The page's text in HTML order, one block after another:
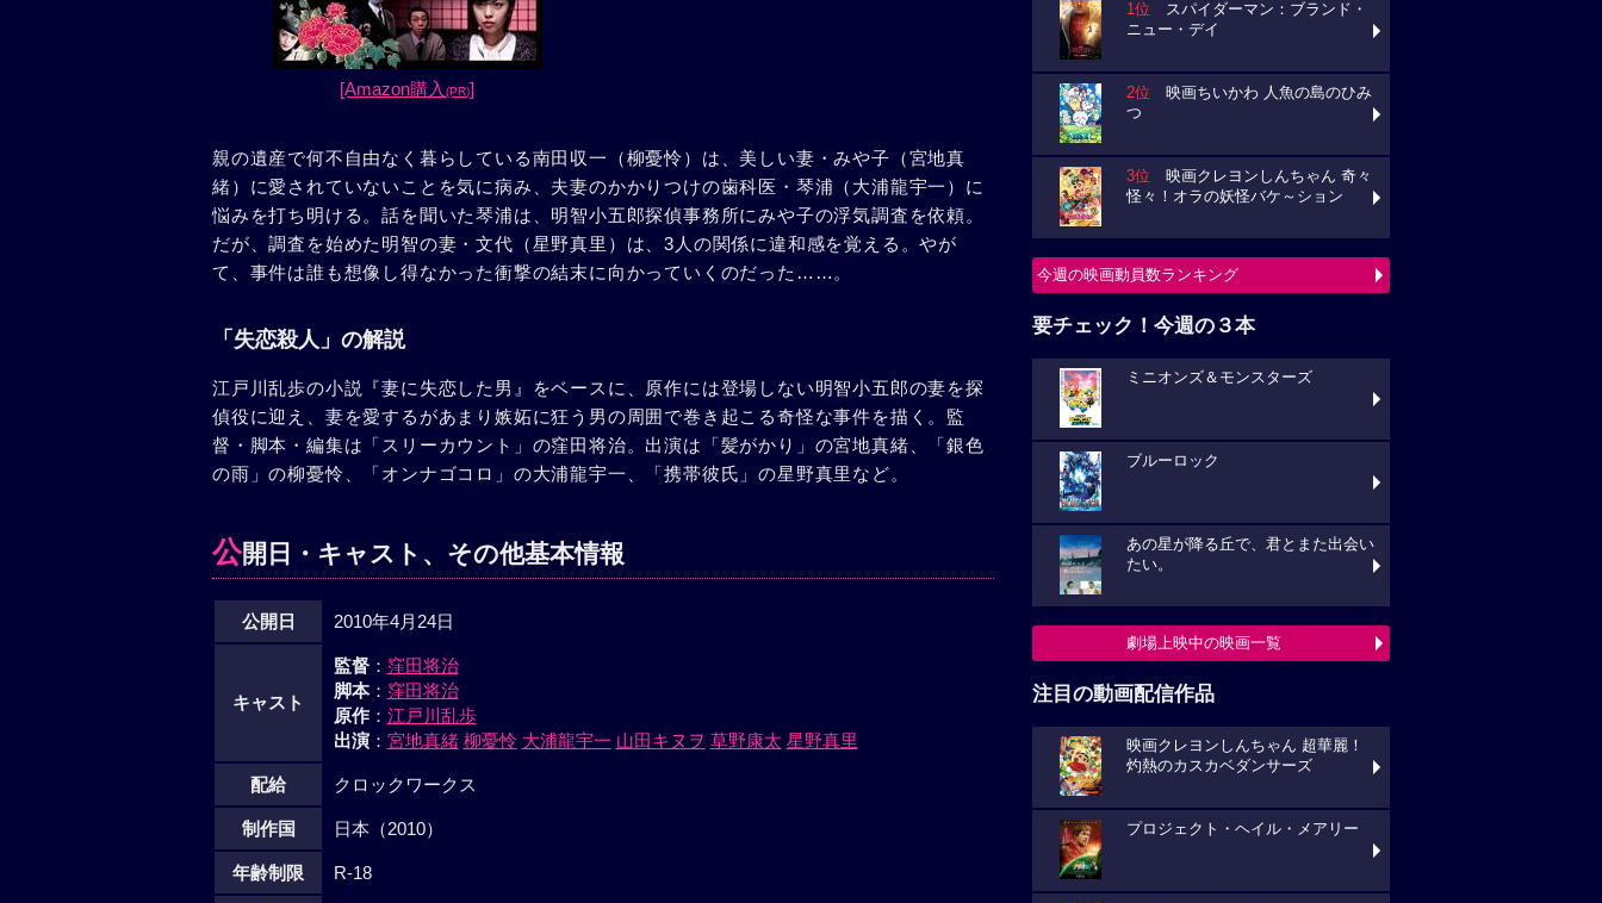
[Amazon購入(PR)]
親の遺産で何不自由なく暮らしている南田収一（柳憂怜）は、美しい妻・みや子（宮地真
緒）に愛されていないことを気に病み、夫妻のかかりつけの歯科医・琴浦（大浦龍宇一）に
悩みを打ち明ける。話を聞いた琴浦は、明智小五郎探偵事務所にみや子の浮気調査を依頼。
だが、調査を始めた明智の妻・文代（星野真里）は、3人の関係に違和感を覚える。やが
て、事件は誰も想像し得なかった衝撃の結末に向かっていくのだった……。
「失恋殺人」の解説
江戸川乱歩の小説『妻に失恋した男』をベースに、原作には登場しない明智小五郎の妻を探
偵役に迎え、妻を愛するがあまり嫉妬に狂う男の周囲で巻き起こる奇怪な事件を描く。監
督・脚本・編集は「スリーカウント」の窪田将治。出演は「髪がかり」の宮地真緒、「銀色
の雨」の柳憂怜、「オンナゴコロ」の大浦龍宇一、「携帯彼氏」の星野真里など。
公開日・キャスト、その他基本情報
公開日 2010年4月24日
キャスト
監督： 窪田将治
脚本： 窪田将治
原作： 江戸川乱歩
出演： 宮地真緒 柳憂怜 大浦龍宇一 山田キヌヲ 草野康太 星野真里
配給 クロックワークス
制作国 日本（2010）
年齢制限 R-18
1位 スパイダーマン：ブランド・
ニュー・デイ
2位 映画ちいかわ 人魚の島のひみ
つ
3位 映画クレヨンしんちゃん 奇々
怪々！オラの妖怪バケ～ション
今週の映画動員数ランキング
要チェック！今週の３本
ミニオンズ＆モンスターズ
ブルーロック
あの星が降る丘で、君とまた出会い
たい。
劇場上映中の映画一覧
注目の動画配信作品
映画クレヨンしんちゃん 超華麗！
灼熱のカスカベダンサーズ
プロジェクト・ヘイル・メアリー